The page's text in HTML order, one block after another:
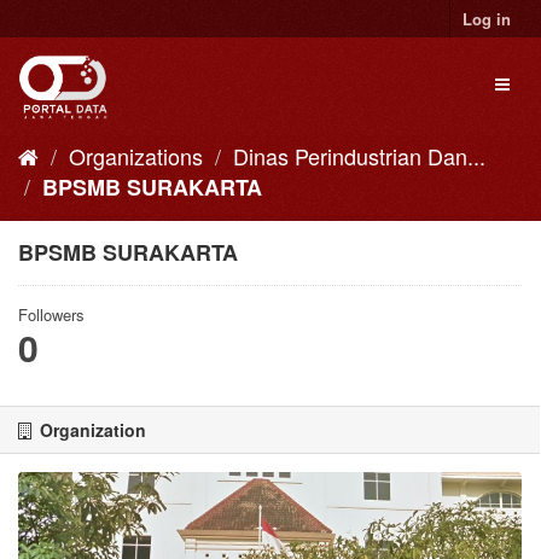
to
content
Log in
Organizations
Dinas Perindustrian Dan...
BPSMB SURAKARTA
BPSMB SURAKARTA
Followers
0
Organization